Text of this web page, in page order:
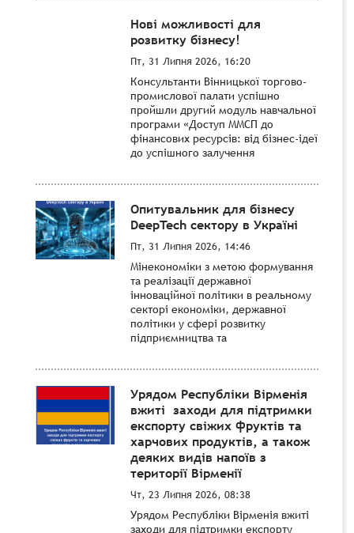
Нові можливості для
розвитку бізнесу!
Пт, 31 Липня 2026, 16:20
Консультанти Вінницької торгово-
промислової палати успішно
пройшли другий модуль навчальної
програми «Доступ ММСП до
фінансових ресурсів: від бізнес-ідеї
до успішного залучення
Опитувальник для бізнесу
DeepTech сектору в Україні
Пт, 31 Липня 2026, 14:46
Мінекономіки з метою формування
та реалізації державної
інноваційної політики в реальному
секторі економіки, державної
політики у сфері розвитку
підприємництва та
Урядом Республіки Вірменія
вжиті заходи для підтримки
експорту свіжих фруктів та
харчових продуктів, а також
деяких видів напоїв з
території Вірменії
Чт, 23 Липня 2026, 08:38
Урядом Республіки Вірменія вжиті
заходи для підтримки експорту